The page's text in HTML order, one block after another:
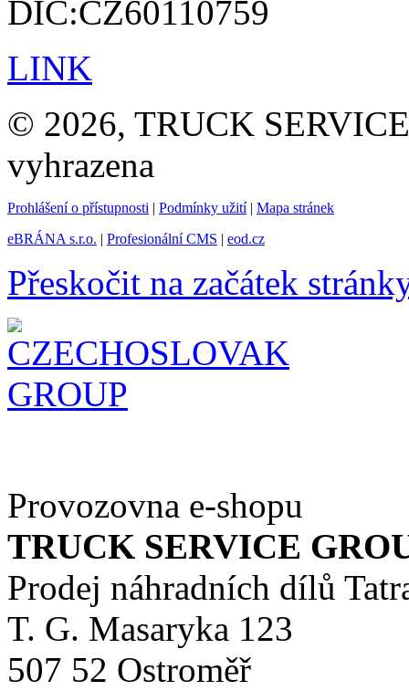
DIČ:CZ60110759
LINK
© 2026, TRUCK
vyhrazena
Prohlášení o přístupnosti | Podmínky užití| Mapa stránek
eBRÁNA s.r.o. | Profesionální CMS | eod.cz
Přeskočit na začátek
Provozovna e-shopu
TRUCK SERVICE
Prodej náhradních dílů
T. G. Masaryka 123
507 52 Ostroměř